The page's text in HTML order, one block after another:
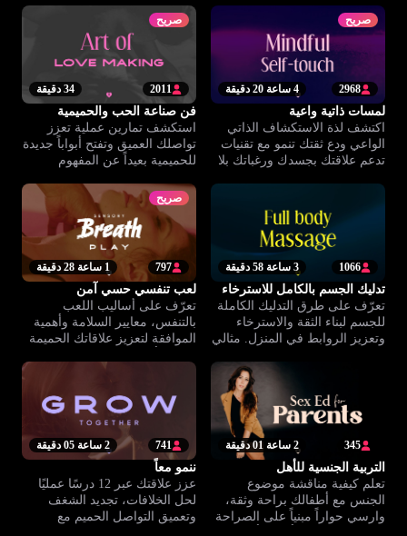
صريح
4 ساعة 20 دقيقة 2968
لمسات ذاتية واعية
اكتشف لذة الاستكشاف الذاتي
الواعي ودع ثقتك تنمو مع تقنيات
تدعم علاقتك بجسدك ورغباتك بلا
صريح
34 دقيقة 2011
فن صناعة الحب والحميمية
استكشف تمارين عملية تعزز
تواصلك العميق وتفتح أبواباً جديدة
للحميمية بعيداً عن المفهوم
3 ساعة 58 دقيقة 1066
تدليك الجسم بالكامل للاسترخاء
تعرّف على طرق التدليك الكاملة
للجسم لبناء الثقة والاسترخاء
وتعزيز الروابط في المنزل. مثالي
صريح
1 ساعة 28 دقيقة 797
لعب تنفسي حسي آمن
تعرّف على أساليب اللعب
بالتنفس، معايير السلامة وأهمية
الموافقة لتعزيز علاقاتك الحميمة
2 ساعة 01 دقيقة 345
التربية الجنسية للأهل
تعلم كيفية مناقشة موضوع
الجنس مع أطفالك براحة وثقة،
وارسي حواراً مبنياً على الصراحة
2 ساعة 05 دقيقة 741
ننمو معاً
عزز علاقتك عبر 12 درسًا عمليًا
لحل الخلافات، تجديد الشغف
وتعميق التواصل الحميم مع